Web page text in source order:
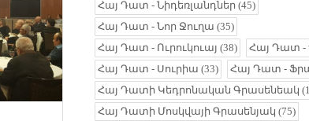
Հայ Դատ - Նիդեռլանդներ (45)
Հայ Դատ - Նոր Ջուղա (35)
Հայ Դատ - Ուրուկուայ (38) Հայ Դատ -
Հայ Դատ - Սուրիա (33) Հայ Դատ -
Հայ Դատի Կեդրոնական Գրասենեակ
Հայ Դատի Մոսկվայի Գրասենյակ (75)